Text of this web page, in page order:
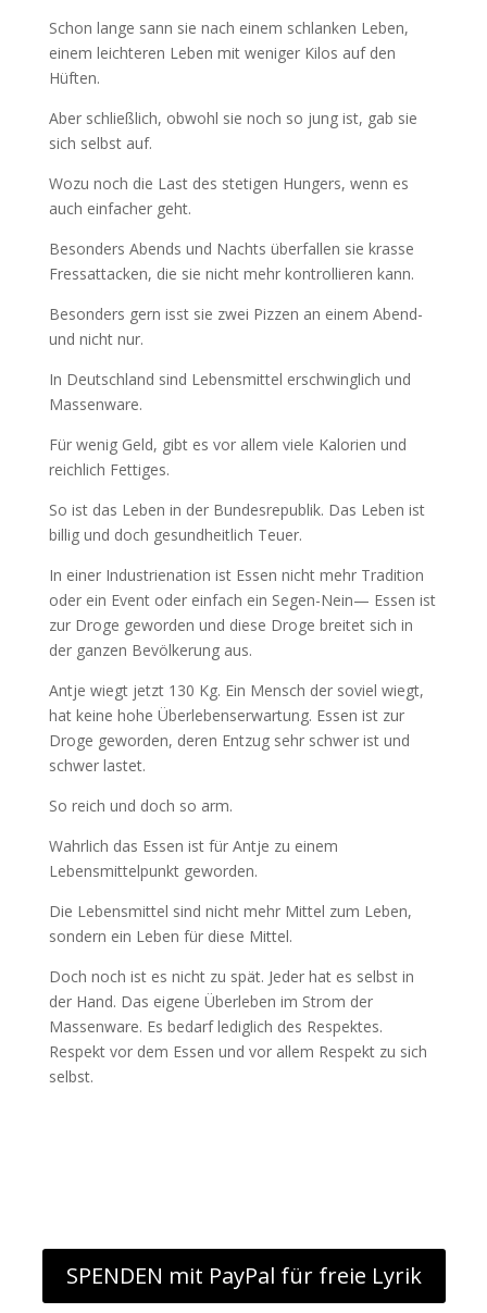
Schon lange sann sie nach einem schlanken Leben,
einem leichteren Leben mit weniger Kilos auf den
Hüften.
Aber schließlich, obwohl sie noch so jung ist, gab sie
sich selbst auf.
Wozu noch die Last des stetigen Hungers, wenn es
auch einfacher geht.
Besonders Abends und Nachts überfallen sie krasse
Fressattacken, die sie nicht mehr kontrollieren kann.
Besonders gern isst sie zwei Pizzen an einem Abend-
und nicht nur.
In Deutschland sind Lebensmittel erschwinglich und
Massenware.
Für wenig Geld, gibt es vor allem viele Kalorien und
reichlich Fettiges.
So ist das Leben in der Bundesrepublik. Das Leben ist
billig und doch gesundheitlich Teuer.
In einer Industrienation ist Essen nicht mehr Tradition
oder ein Event oder einfach ein Segen-Nein— Essen ist
zur Droge geworden und diese Droge breitet sich in
der ganzen Bevölkerung aus.
Antje wiegt jetzt 130 Kg. Ein Mensch der soviel wiegt,
hat keine hohe Überlebenserwartung. Essen ist zur
Droge geworden, deren Entzug sehr schwer ist und
schwer lastet.
So reich und doch so arm.
Wahrlich das Essen ist für Antje zu einem
Lebensmittelpunkt geworden.
Die Lebensmittel sind nicht mehr Mittel zum Leben,
sondern ein Leben für diese Mittel.
Doch noch ist es nicht zu spät. Jeder hat es selbst in
der Hand. Das eigene Überleben im Strom der
Massenware. Es bedarf lediglich des Respektes.
Respekt vor dem Essen und vor allem Respekt zu sich
selbst.
SPENDEN mit PayPal für freie Lyrik